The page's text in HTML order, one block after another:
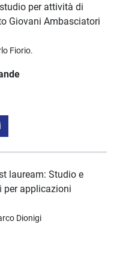
per attività di
Giovani Ambasciatori
Fiorio.
lauream: Studio e
per applicazioni
Dionigi